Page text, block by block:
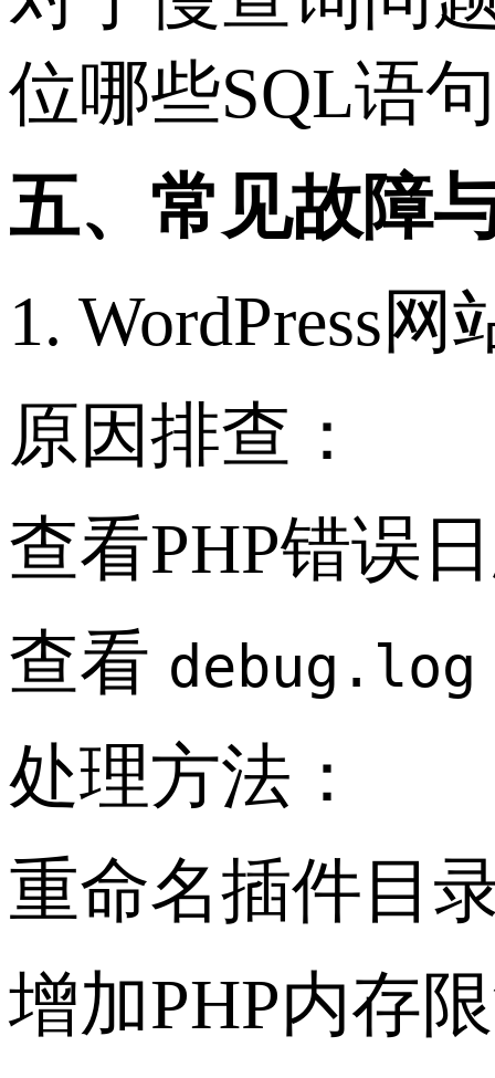
位哪些SQL语
五、常见故障
1. WordPress
原因排查：
查看PHP错误
查看 debug.log
处理方法：
重命名插件目
增加PHP内存